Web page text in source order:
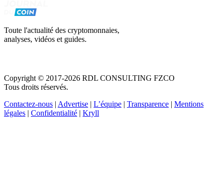
Toute l'actualité des cryptomonnaies,
analyses, vidéos et guides.
Copyright © 2017-2026 RDL CONSULTING FZCO
Tous droits réservés.
Contactez-nous | Advertise | L’équipe | Transparence | Mentions
légales | Confidentialité | Kryll